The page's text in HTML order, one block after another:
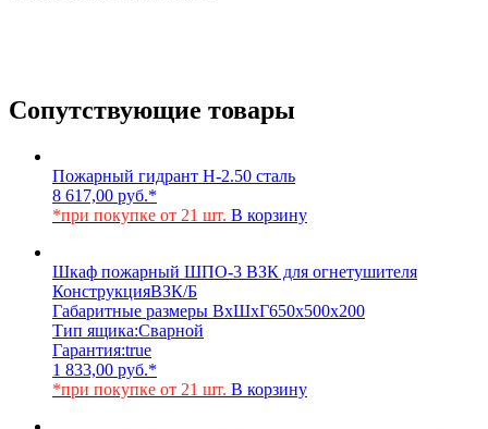
Сопутствующие товары
Пожарный гидрант Н-2.50 сталь
8 617,00 руб.*
*при покупке от 21 шт. В корзину
Шкаф пожарный ШПО-3 ВЗК для огнетушителя
КонструкцияВЗК/Б
Габаритные размеры ВхШхГ650х500х200
Тип ящика:Сварной
Гарантия:true
1 833,00 руб.*
*при покупке от 21 шт. В корзину